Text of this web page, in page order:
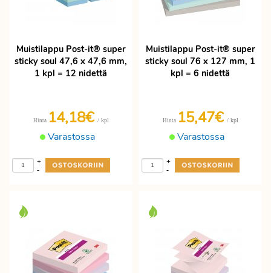
Muistilappu Post-it® super
sticky soul 47,6 x 47,6 mm,
1 kpl = 12 nidettä
Varastossa
Hinta 14,18€ / kpl
-
+
Muistilappu Post-it® super
sticky soul 76 x 127 mm, 1
kpl = 6 nidettä
Varastossa
Hinta 15,47€ / kpl
-
+